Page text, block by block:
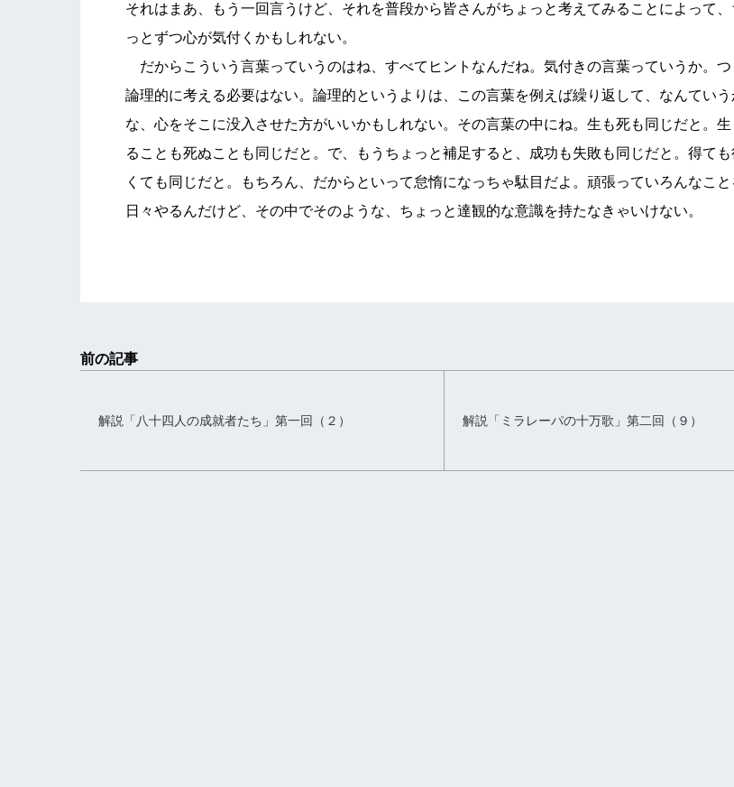
それはまあ、もう一回言うけど、それを普段から皆さんがちょっと考えてみることによって、
っとずつ心が気付くかもしれない。
だからこういう言葉っていうのはね、すべてヒントなんだね。気付きの言葉っていうか。つ
論理的に考える必要はない。論理的というよりは、この言葉を例えば繰り返して、なんていう
な、心をそこに没入させた方がいいかもしれない。その言葉の中にね。生も死も同じだと。
ることも死ぬことも同じだと。で、もうちょっと補足すると、成功も失敗も同じだと。得ても
くても同じだと。もちろん、だからといって怠惰になっちゃ駄目だよ。頑張っていろんなこと
日々やるんだけど、その中でそのような、ちょっと達観的な意識を持たなきゃいけない。
前の記事
解説「八十四人の成就者たち」第一回（２） 解説「ミラレーパの十万歌」第二回（９）